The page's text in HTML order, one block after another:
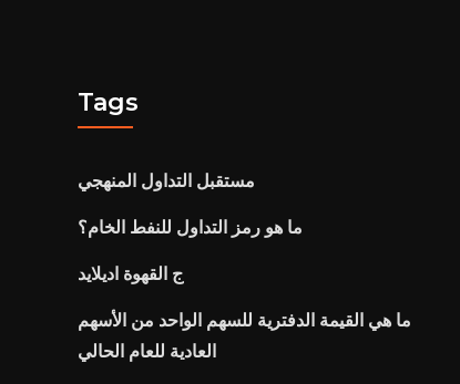
Tags
مستقبل التداول المنهجي
ما هو رمز التداول للنفط الخام؟
ج القهوة اديلايد
ما هي القيمة الدفترية للسهم الواحد من الأسهم
العادية للعام الحالي